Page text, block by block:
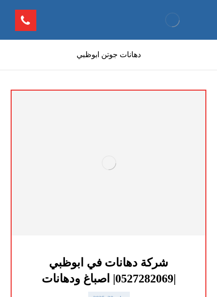
دهانات جوتن ابوظبي
شركة دهانات في ابوظبي
|0527282069| اصباغ ودهانات